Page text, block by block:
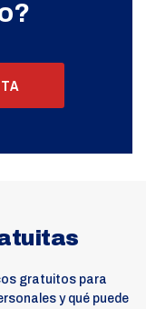
gratuitos para
y qué puede